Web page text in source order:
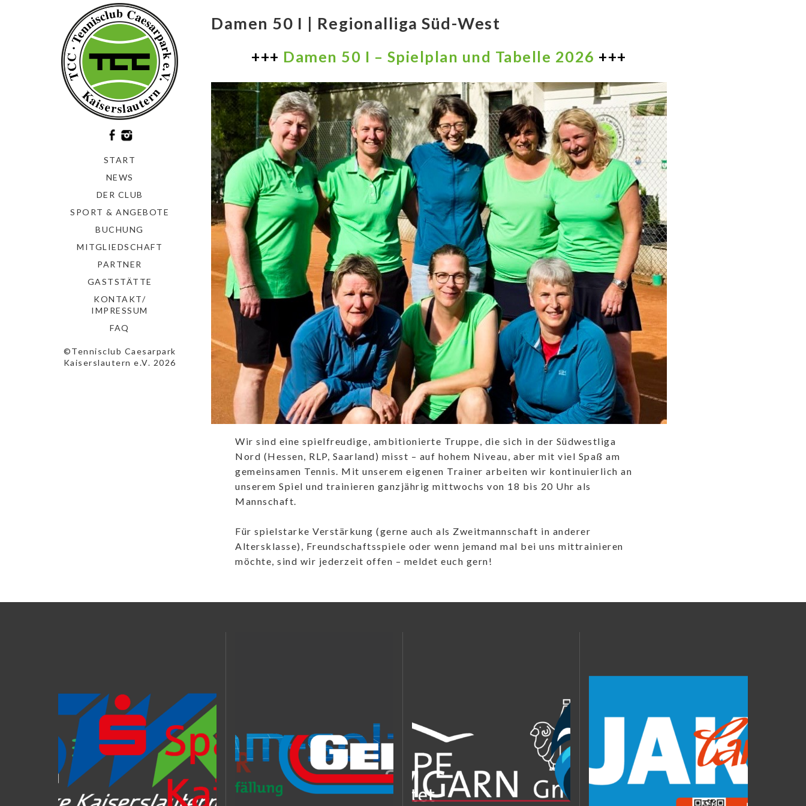
START
NEWS
DER CLUB
SPORT & ANGEBOTE
BUCHUNG
MITGLIEDSCHAFT
PARTNER
GASTSTÄTTE
KONTAKT/
IMPRESSUM
FAQ
©Tennisclub Caesarpark
Kaiserslautern e.V. 2026
Damen 50 I | Regionalliga Süd-West
+++ Damen 50 I – Spielplan und Tabelle 2026 +++
Wir sind eine spielfreudige, ambitionierte Truppe, die sich in der Südwestliga
Nord (Hessen, RLP, Saarland) misst – auf hohem Niveau, aber mit viel Spaß am
gemeinsamen Tennis. Mit unserem eigenen Trainer arbeiten wir kontinuierlich an
unserem Spiel und trainieren ganzjährig mittwochs von 18 bis 20 Uhr als
Mannschaft.
Für spielstarke Verstärkung (gerne auch als Zweitmannschaft in anderer
Altersklasse), Freundschaftsspiele oder wenn jemand mal bei uns mittrainieren
möchte, sind wir jederzeit offen – meldet euch gern!